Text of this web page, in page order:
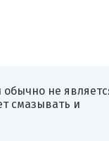
не
смазывать и